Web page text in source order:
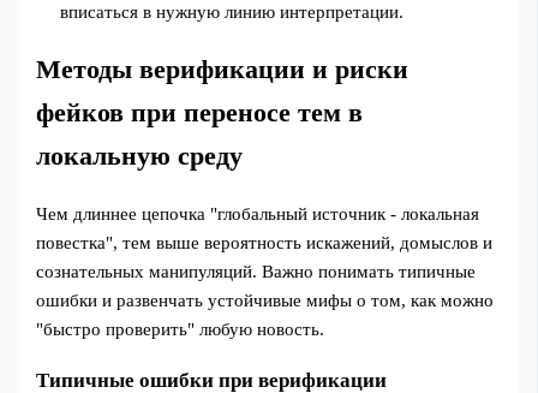
вписаться в нужную линию интерпретации.
Методы верификации и риски
фейков при переносе тем в
локальную среду
Чем длиннее цепочка "глобальный источник - локальная
повестка", тем выше вероятность искажений, домыслов и
сознательных манипуляций. Важно понимать типичные
ошибки и развенчать устойчивые мифы о том, как можно
"быстро проверить" любую новость.
Типичные ошибки при верификации